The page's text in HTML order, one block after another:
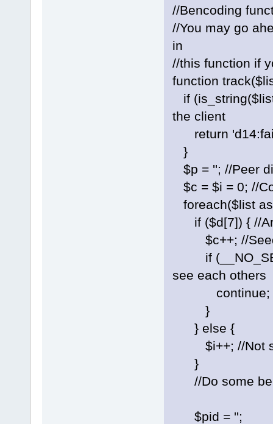
//Bencoding
//You may go
in
//this function if
function
if
the client
return
}
$p = ''; //Peer
$c = $i = 0; //
foreach($list
if ($d[7]) { //
$c++; //
if
see each others
continue;
}
} else {
$i++; //Not
}
//Do some
$pid = '';